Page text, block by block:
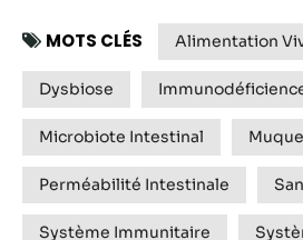
MOTS CLÉS Alimentation
Dysbiose
Microbiote Intestinal
Perméabilité Intestinale
Système Immunitaire